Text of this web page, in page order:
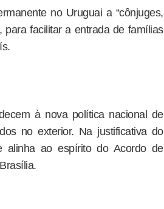
no Uruguai a “cônjuges,
para facilitar a entrada de famílias
à nova política nacional de
no exterior. Na justificativa do
alinha ao espírito do Acordo de